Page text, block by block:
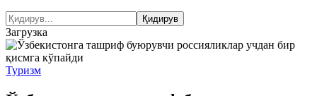
Загрузка
Туризм